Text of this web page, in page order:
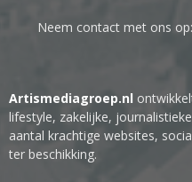
Neem contact met ons op:
Artismediagroep.nl
lifestyle, zakelijke,
aantal krachtige websites,
ter beschikking.